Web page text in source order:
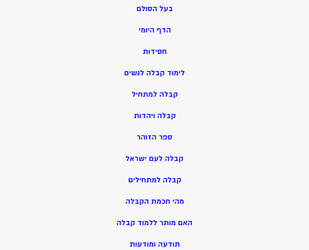
בעל הסולם
הדף היומי
חסידות
לימוד קבלה לנשים
קבלה למתחיל
קבלה ויהדות
ספר הזוהר
קבלה לעם ישראל
קבלה למתחילים
מהי חכמת הקבלה
האם מותר ללמוד קבלה
תודעה ומודעות